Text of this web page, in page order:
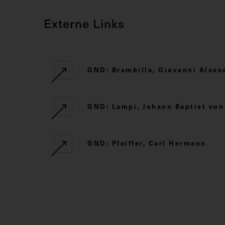
Externe Links
GND: Brambilla, Giovanni
GND: Lampi, Johann Baptist von
GND: Pfeiffer, Carl Hermann